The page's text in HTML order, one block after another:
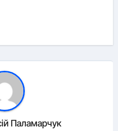
Паламарчук